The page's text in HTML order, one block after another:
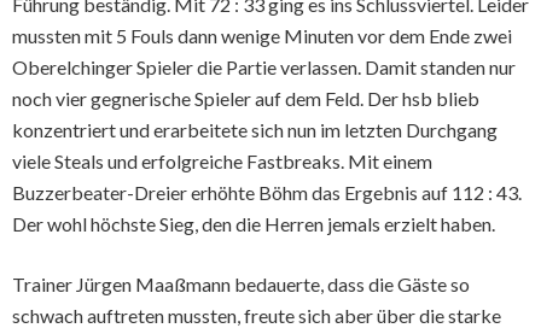
mussten mit 5 Fouls dann wenige Minuten vor dem Ende zwei
Oberelchinger Spieler die Partie verlassen. Damit standen nur
noch vier gegnerische Spieler auf dem Feld. Der hsb blieb
konzentriert und erarbeitete sich nun im letzten Durchgang
viele Steals und erfolgreiche Fastbreaks. Mit einem
Buzzerbeater-Dreier erhöhte Böhm das Ergebnis auf 112 : 43.
Der wohl höchste Sieg, den die Herren jemals erzielt haben.
Trainer Jürgen Maaßmann bedauerte, dass die Gäste so
schwach auftreten mussten, freute sich aber über die starke